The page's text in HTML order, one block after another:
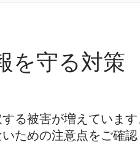
を守る対策
る被害が増えていま
ための注意点をご確認